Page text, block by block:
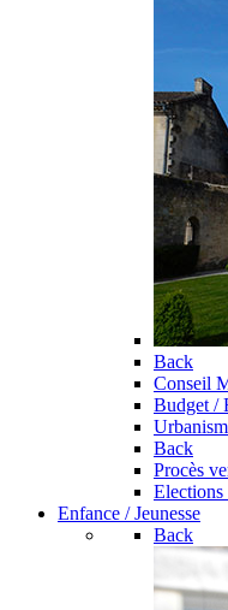
Back
Conseil
Budget /
Back
Procès
Elections
Enfance / Jeunesse
Back